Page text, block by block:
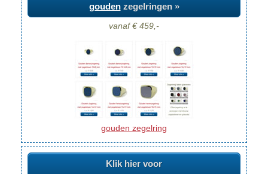
goudenzegelringen »
vanaf € 459,-
gouden zegelring
Klik hier voor